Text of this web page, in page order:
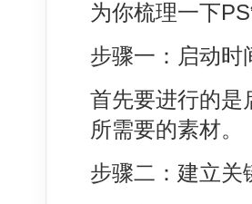
为你梳理一下
步骤一：启动时
首先要进行的是
所需要的素材。
步骤二：建立关